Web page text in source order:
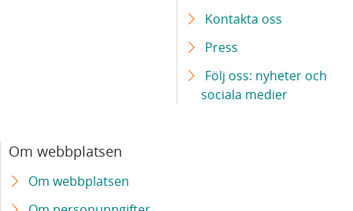
Kontakta oss
Press
Följ oss: nyheter och
sociala medier
Om webbplatsen
Om webbplatsen